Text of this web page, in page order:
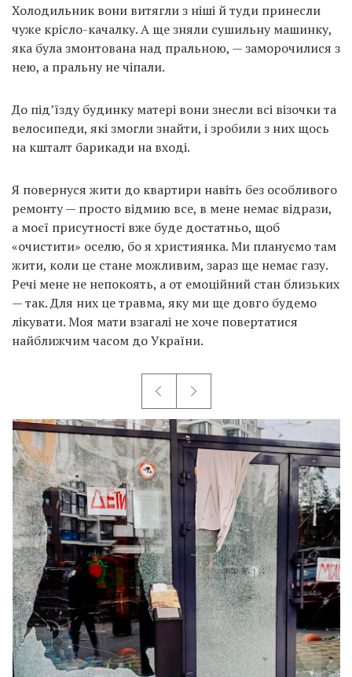
Холодильник вони витягли з ніші й туди принесли
чуже крісло-качалку. А ще зняли сушильну машинку,
яка була змонтована над пральною, — заморочилися з
нею, а пральну не чіпали.
До під’їзду будинку матері вони знесли всі візочки та
велосипеди, які змогли знайти, і зробили з них щось
на кшталт барикади на вході.
Я повернуся жити до квартири навіть без особливого
ремонту — просто відмию все, в мене немає відрази,
а моєї присутності вже буде достатньо, щоб
«очистити» оселю, бо я християнка. Ми плануємо там
жити, коли це стане можливим, зараз ще немає газу.
Речі мене не непокоять, а от емоційний стан близьких
— так. Для них це травма, яку ми ще довго будемо
лікувати. Моя мати взагалі не хоче повертатися
найближчим часом до України.